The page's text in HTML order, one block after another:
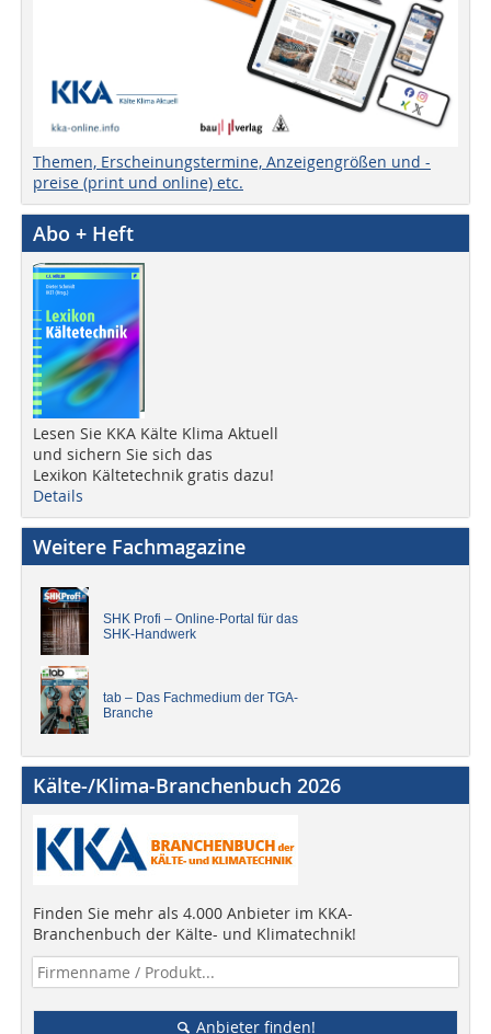
Themen, Erscheinungstermine, Anzeigengrößen und -
preise (print und online) etc.
Abo + Heft
Lesen Sie KKA Kälte Klima Aktuell
und sichern Sie sich das
Lexikon Kältetechnik gratis dazu!
Details
Weitere Fachmagazine
SHK Profi – Online-Portal für das
SHK-Handwerk
tab – Das Fachmedium der TGA-
Branche
Kälte-/Klima-Branchenbuch 2026
Finden Sie mehr als 4.000 Anbieter im KKA-
Branchenbuch der Kälte- und Klimatechnik!
Anbieter finden!